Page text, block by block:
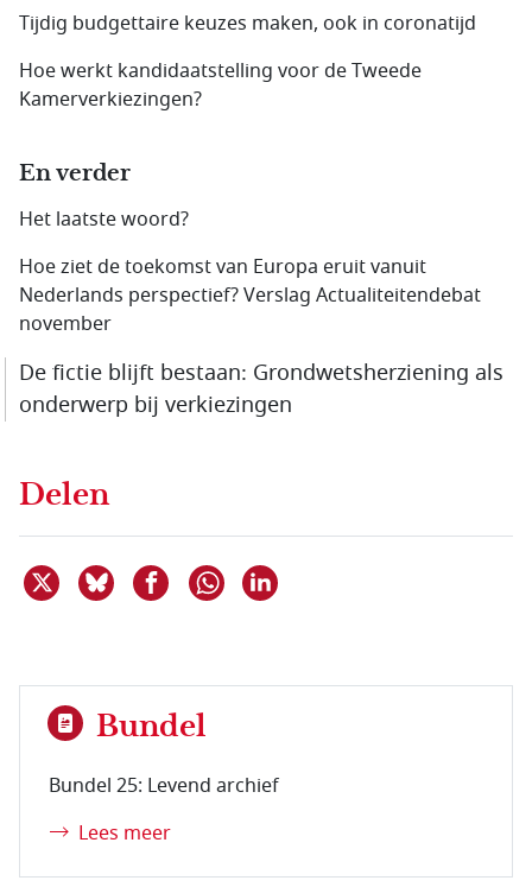
Tijdig budgettaire keuzes maken, ook in coronatijd
Hoe werkt kandidaatstelling voor de Tweede
Kamerverkiezingen?
En verder
Het laatste woord?
Hoe ziet de toekomst van Europa eruit vanuit
Nederlands perspectief? Verslag Actualiteitendebat
november
De fictie blijft bestaan: Grondwetsherziening als
onderwerp bij verkiezingen
Delen
Deel dit item op X
Deel dit item op Bluesky
Deel dit item op Facebook
Delen via WhatsApp
Bundel
Bundel 25: Levend archief
Lees meer